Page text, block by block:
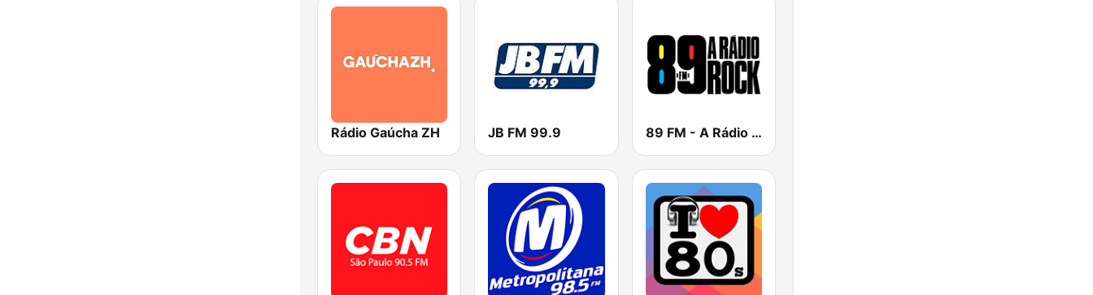
Rádio Gaúcha ZH JB FM 99.9 89 FM - A Rádio Rock